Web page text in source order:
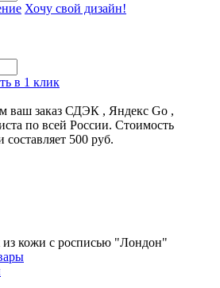
Хочу свой дизайн!
в 1 клик
ваш заказ СДЭК , Яндекс Go ,
по всей России. Стоимость
500 руб.
из кожи с росписью "Лондон"